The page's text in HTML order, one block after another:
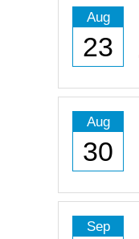
Aug
23
Aug
30
Sep